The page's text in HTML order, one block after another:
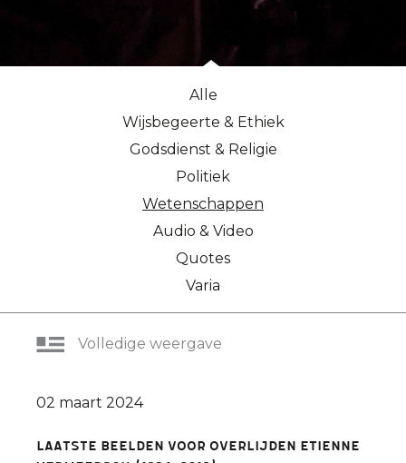
Alle
Wijsbegeerte & Ethiek
Godsdienst & Religie
Politiek
Wetenschappen
Audio & Video
Quotes
Varia
Volledige weergave
02 maart 2024
Laatste beelden voor overlijden Etienne